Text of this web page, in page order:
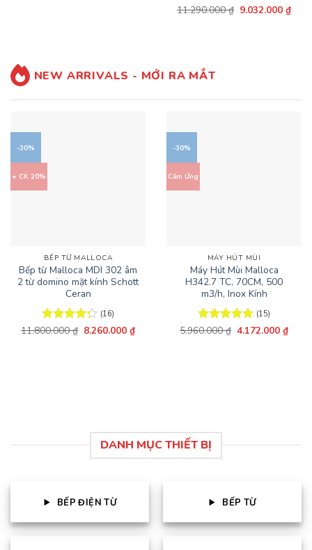
Được xếp
11.290.000₫ Giá
9.032.000₫Giá
NEW ARRIVALS - MỚI RA MẮT
-30%
+ CK 20%
BẾP TỪ MALLOCA
Bếp từ Malloca MDI 302 âm
2 từ domino mặt kính Schott
Ceran
Được xếp
(16)
11.800.000₫ Giá
8.260.000₫Giá
-30%
Cảm Ứng
MÁY HÚT MÙI
Máy Hút Mùi Malloca
H342.7 TC, 70CM, 500
m3/h, Inox Kính
Được xếp
(15)
5.960.000₫ Giá
4.172.000₫Giá
DANH MỤC THIẾT BỊ
BẾP ĐIỆN TỪ BẾP TỪ